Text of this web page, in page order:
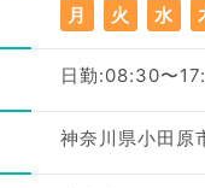
月 火 水
日勤:08:30〜
神奈川県小田原